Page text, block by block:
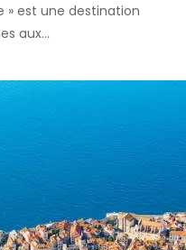
» est une destination
aux…